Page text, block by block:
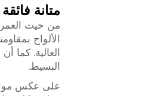
متانة
من حيث العمر
الألواح
العالية.
البسيط.
على عكس مواد